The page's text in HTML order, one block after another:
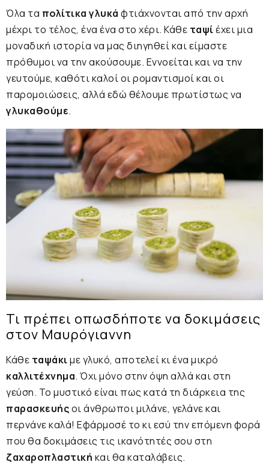
Όλα τα πολίτικα γλυκά φτιάχνονται από την αρχή
μέχρι το τέλος, ένα ένα στο χέρι. Κάθε ταψίέχει μια
μοναδική ιστορία να μας διηγηθεί και είμαστε
πρόθυμοι να την ακούσουμε. Εννοείται και να την
γευτούμε, καθότι καλοί οι ρομαντισμοί και οι
παρομοιώσεις, αλλά εδώ θέλουμε πρωτίστως να
γλυκαθούμε.
Τι πρέπει οπωσδήποτε να δοκιμάσεις
στον Μαυρόγιαννη
Κάθε ταψάκιμε γλυκό, αποτελεί κι ένα μικρό
καλλιτέχνημα. Όχι μόνο στην όψη αλλά και στη
γεύση. Το μυστικό είναι πως κατά τη διάρκεια της
παρασκευήςοι άνθρωποι μιλάνε, γελάνε και
περνάνε καλά! Εφάρμοσέ το κι εσύ την επόμενη φορά
που θα δοκιμάσεις τις ικανότητές σου στη
ζαχαροπλαστική και θα καταλάβεις.